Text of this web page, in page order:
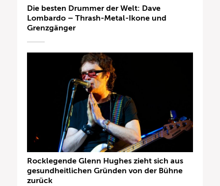
Die besten Drummer der Welt: Dave
Lombardo – Thrash-Metal-Ikone und
Grenzgänger
Rocklegende Glenn Hughes zieht sich aus
gesundheitlichen Gründen von der Bühne
zurück